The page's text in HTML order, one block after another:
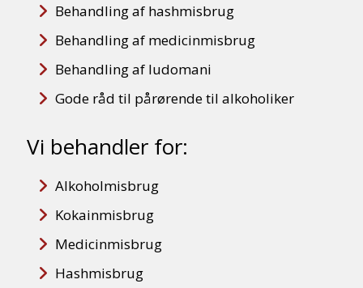
Behandling af hashmisbrug
Behandling af medicinmisbrug
Behandling af ludomani
Gode råd til pårørende til alkoholiker
Vi behandler for:
Alkoholmisbrug
Kokainmisbrug
Medicinmisbrug
Hashmisbrug